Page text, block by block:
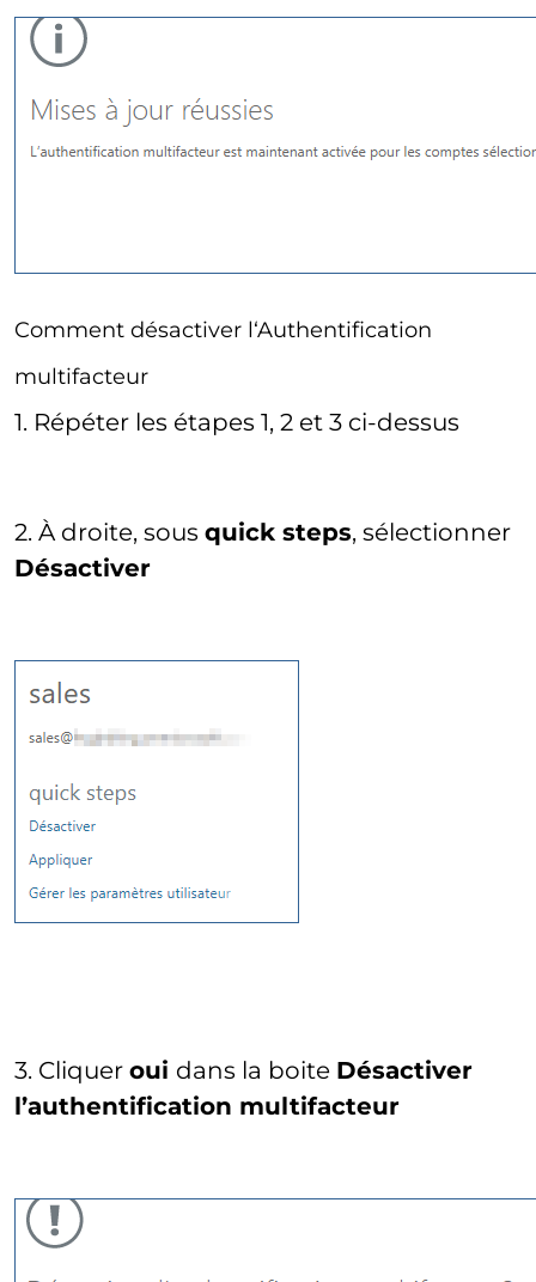
Comment désactiver l‘Authentification
multifacteur
1. Répéter les étapes 1, 2 et 3 ci-dessus
2. À droite, sous quick steps, sélectionner
Désactiver
3. Cliquer oui dans la boite Désactiver
l’authentification multifacteur